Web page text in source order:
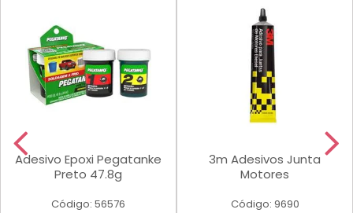
Adesivo Epoxi Pegatanke
Preto 47.8g
Código: 56576
3m Adesivos Junta
Motores
Código: 9690